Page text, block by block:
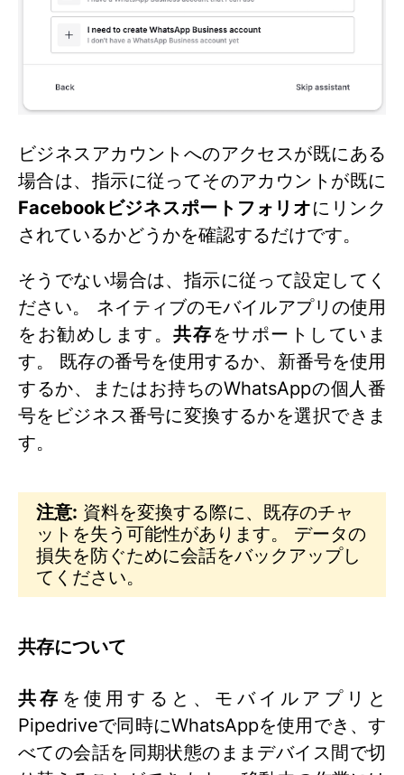
ビジネスアカウントへのアクセスが既にある
場合は、指示に従ってそのアカウントが既に
Facebookビジネスポートフォリオにリンク
されているかどうかを確認するだけです。
そうでない場合は、指示に従って設定してく
ださい。 ネイティブのモバイルアプリの使用
をお勧めします。共存をサポートしていま
す。 既存の番号を使用するか、新番号を使用
するか、またはお持ちのWhatsAppの個人番
号をビジネス番号に変換するかを選択できま
す。
注意: 資料を変換する際に、既存のチャ
ットを失う可能性があります。 データの
損失を防ぐために会話をバックアップし
てください。
共存について
共存 を使用すると、モバイルアプリと
Pipedriveで同時にWhatsAppを使用でき、す
べての会話を同期状態のままデバイス間で切